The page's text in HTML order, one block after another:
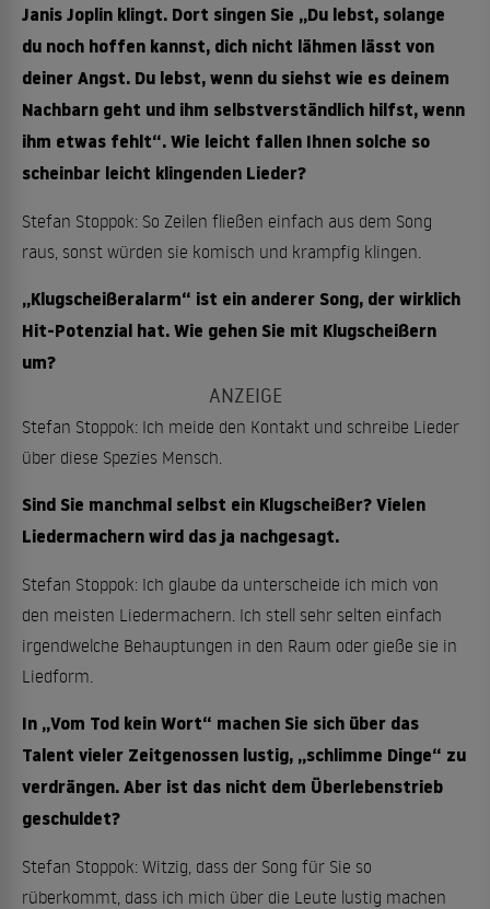
Janis Joplin klingt. Dort singen Sie „Du lebst, solange
du noch hoffen kannst, dich nicht lähmen lässt von
deiner Angst. Du lebst, wenn du siehst wie es deinem
Nachbarn geht und ihm selbstverständlich hilfst, wenn
ihm etwas fehlt“. Wie leicht fallen Ihnen solche so
scheinbar leicht klingenden Lieder?
Stefan Stoppok: So Zeilen fließen einfach aus dem Song
raus, sonst würden sie komisch und krampfig klingen.
„Klugscheißeralarm“ ist ein anderer Song, der wirklich
Hit-Potenzial hat. Wie gehen Sie mit Klugscheißern
um?
Stefan Stoppok: Ich meide den Kontakt und schreibe Lieder
über diese Spezies Mensch.
Sind Sie manchmal selbst ein Klugscheißer? Vielen
Liedermachern wird das ja nachgesagt.
Stefan Stoppok: Ich glaube da unterscheide ich mich von
den meisten Liedermachern. Ich stell sehr selten einfach
irgendwelche Behauptungen in den Raum oder gieße sie in
Liedform.
In „Vom Tod kein Wort“ machen Sie sich über das
Talent vieler Zeitgenossen lustig, „schlimme Dinge“ zu
verdrängen. Aber ist das nicht dem Überlebenstrieb
geschuldet?
Stefan Stoppok: Witzig, dass der Song für Sie so
rüberkommt, dass ich mich über die Leute lustig machen